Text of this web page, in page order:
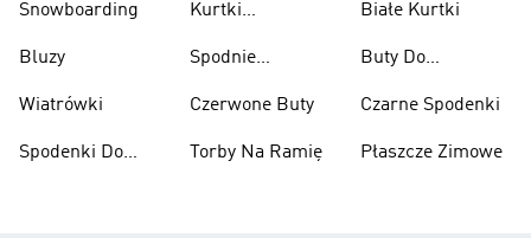
Snowboarding
Bluzy
Wiatrówki
Spodenki Do
Kurtki
Spodnie
Czerwone Buty
Torby Na Ramię
Ciężarów
Białe Kurtki
Buty Do
Czarne Spodenki
Płaszcze Zimowe